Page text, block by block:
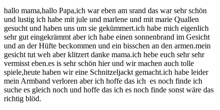
hallo mama,hallo Papa,ich war eben am srand das war sehr schön
und lustig ich habe mit jule und marlene und mit marie Quallen
gesucht und haben uns um sie gekümmert.ich habe mich eigenlich
sehr gut eingekrämmt aber ich habe einen sonnenbrand im Gesicht
und an der Hüfte beckommen und ein bisschen an den armen.mein
gesicht tut weh aber klitzert danke mama.ich hebe euch sehr sehr
vermisst eben.es is sehr schön hier und wir machen auch tolle
spiele,heute haben wir eine Schnitzeljackt gemacht.ich habe leider
mein Armband verloren aber ich hoffe das ich es noch finde ich
suche es gleich noch und hoffe das ich es noch finde sonst wäre das
richtig blöd.